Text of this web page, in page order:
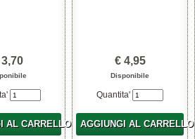
AL CARRELLO
€ 4,95
Disponibile
Quantita'
AGGIUNGI AL CARRELLO